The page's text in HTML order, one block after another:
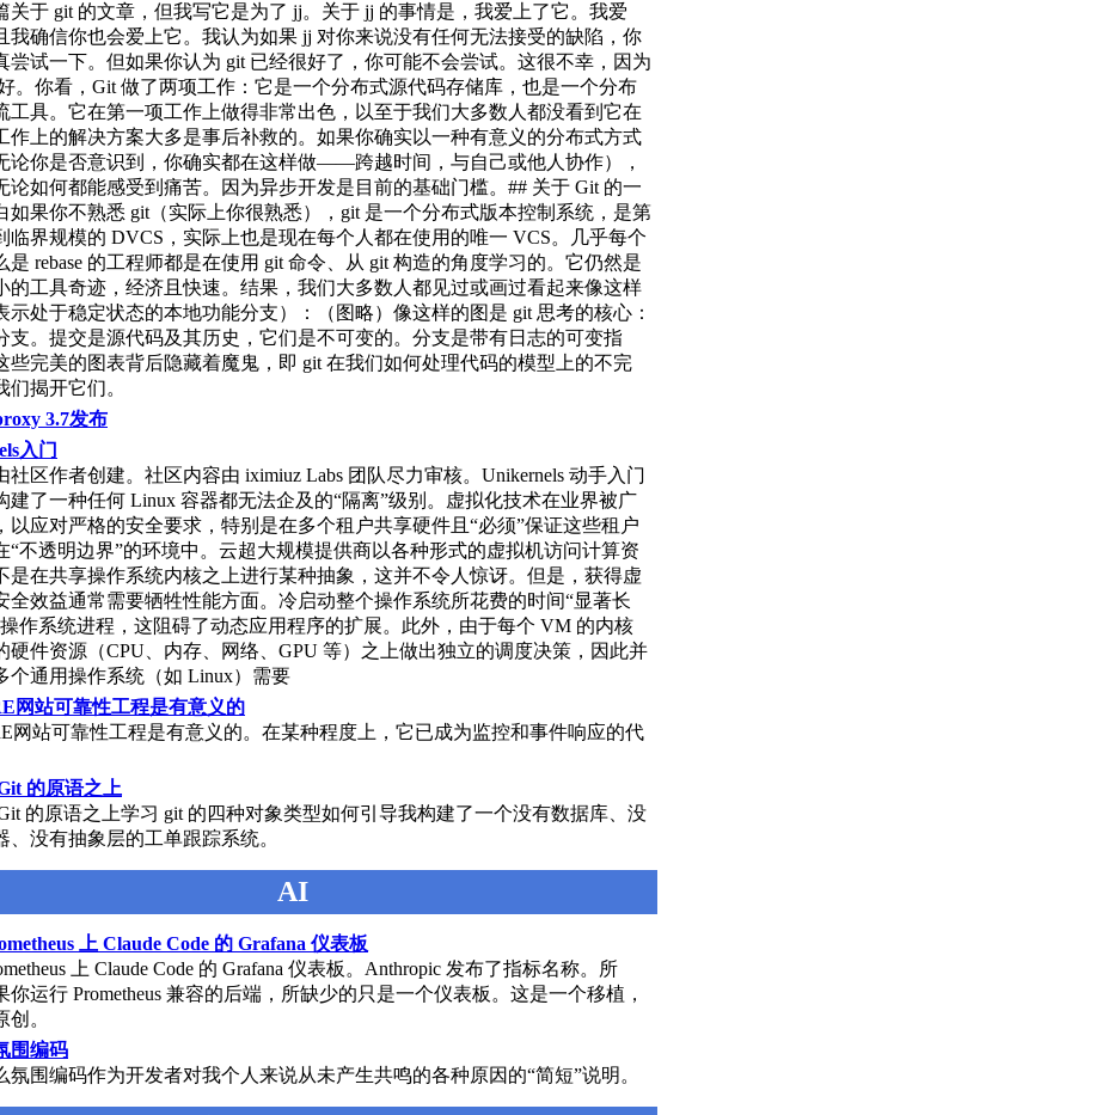
关于 git 的文章，但我写它是为了 jj。关于 jj 的事情是，我爱上了它。我爱
我确信你也会爱上它。我认为如果 jj 对你来说没有任何无法接受的缺陷，你
尝试一下。但如果你认为 git 已经很好了，你可能不会尝试。这很不幸，因为
。你看，Git 做了两项工作：它是一个分布式源代码存储库，也是一个分布
工具。它在第一项工作上做得非常出色，以至于我们大多数人都没看到它在
作上的解决方案大多是事后补救的。如果你确实以一种有意义的分布式方式
论你是否意识到，你确实都在这样做——跨越时间，与自己或他人协作），
论如何都能感受到痛苦。因为异步开发是目前的基础门槛。## 关于 Git 的一
如果你不熟悉 git（实际上你很熟悉），git 是一个分布式版本控制系统，是第
临界规模的 DVCS，实际上也是现在每个人都在使用的唯一 VCS。几乎每个
是 rebase 的工程师都是在使用 git 命令、从 git 构造的角度学习的。它仍然是
的工具奇迹，经济且快速。结果，我们大多数人都见过或画过看起来像这样
示处于稳定状态的本地功能分支）：（图略）像这样的图是 git 思考的核心：
支。提交是源代码及其历史，它们是不可变的。分支是带有日志的可变指
些完美的图表背后隐藏着魔鬼，即 git 在我们如何处理代码的模型上的不完
们揭开它们。
3.7发布
入门
社区作者创建。社区内容由 iximiuz Labs 团队尽力审核。Unikernels 动手入门
建了一种任何 Linux 容器都无法企及的“隔离”级别。虚拟化技术在业界被广
以应对严格的安全要求，特别是在多个租户共享硬件且“必须”保证这些租户
“不透明边界”的环境中。云超大规模提供商以各种形式的虚拟机访问计算资
是在共享操作系统内核之上进行某种抽象，这并不令人惊讶。但是，获得虚
全效益通常需要牺牲性能方面。冷启动整个操作系统所花费的时间“显著长
作系统进程，这阻碍了动态应用程序的扩展。此外，由于每个 VM 的内核
硬件资源（CPU、内存、网络、GPU 等）之上做出独立的调度决策，因此并
个通用操作系统（如 Linux）需要
网站可靠性工程是有意义的
网站可靠性工程是有意义的。在某种程度上，它已成为监控和事件响应的代
的原语之上
的原语之上学习 git 的四种对象类型如何引导我构建了一个没有数据库、没
、没有抽象层的工单跟踪系统。
AI
上 Claude Code 的 Grafana 仪表板
上 Claude Code 的 Grafana 仪表板。Anthropic 发布了指标名称。所
你运行 Prometheus 兼容的后端，所缺少的只是一个仪表板。这是一个移植，
创。
围编码
氛围编码作为开发者对我个人来说从未产生共鸣的各种原因的“简短”说明。